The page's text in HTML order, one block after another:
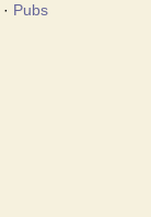
· Pubs